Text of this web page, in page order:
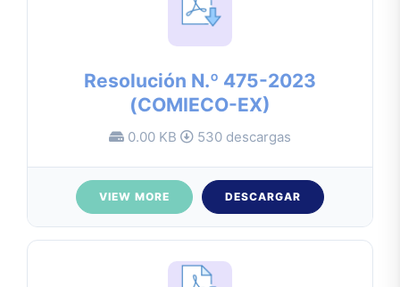
Resolución N.º 475-2023
(COMIECO-EX)
0.00 KB 530 descargas
VIEW MORE DESCARGAR